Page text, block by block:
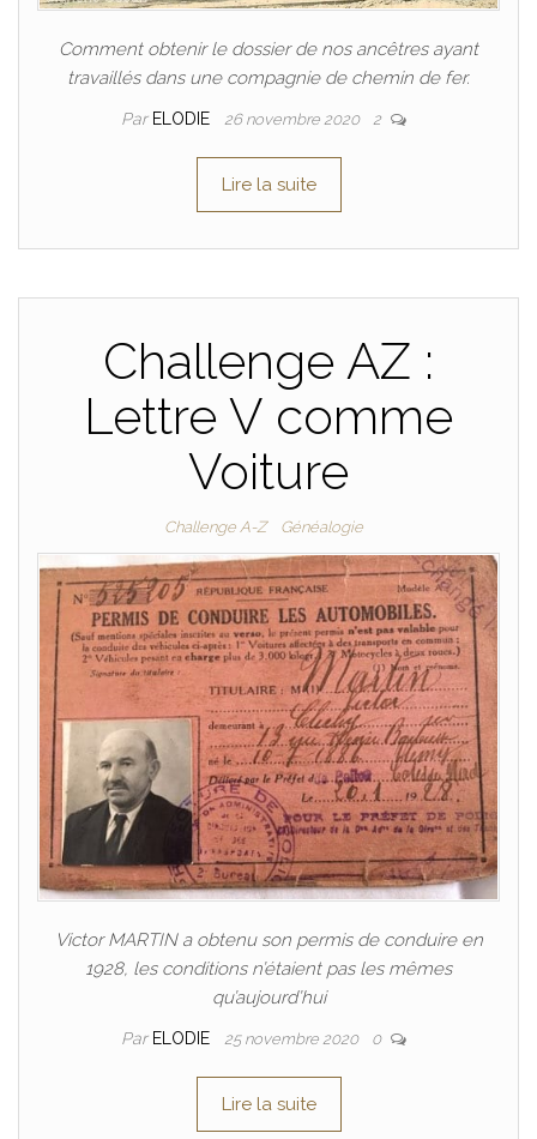
Comment obtenir le dossier de nos ancêtres ayant
travaillés dans une compagnie de chemin de fer.
Par ELODIE 26 novembre 2020 2
Lire la suite
Challenge AZ :
Lettre V comme
Voiture
Challenge A-Z Généalogie
Victor MARTIN a obtenu son permis de conduire en
1928, les conditions n’étaient pas les mêmes
qu’aujourd’hui
Par ELODIE 25 novembre 2020 0
Lire la suite